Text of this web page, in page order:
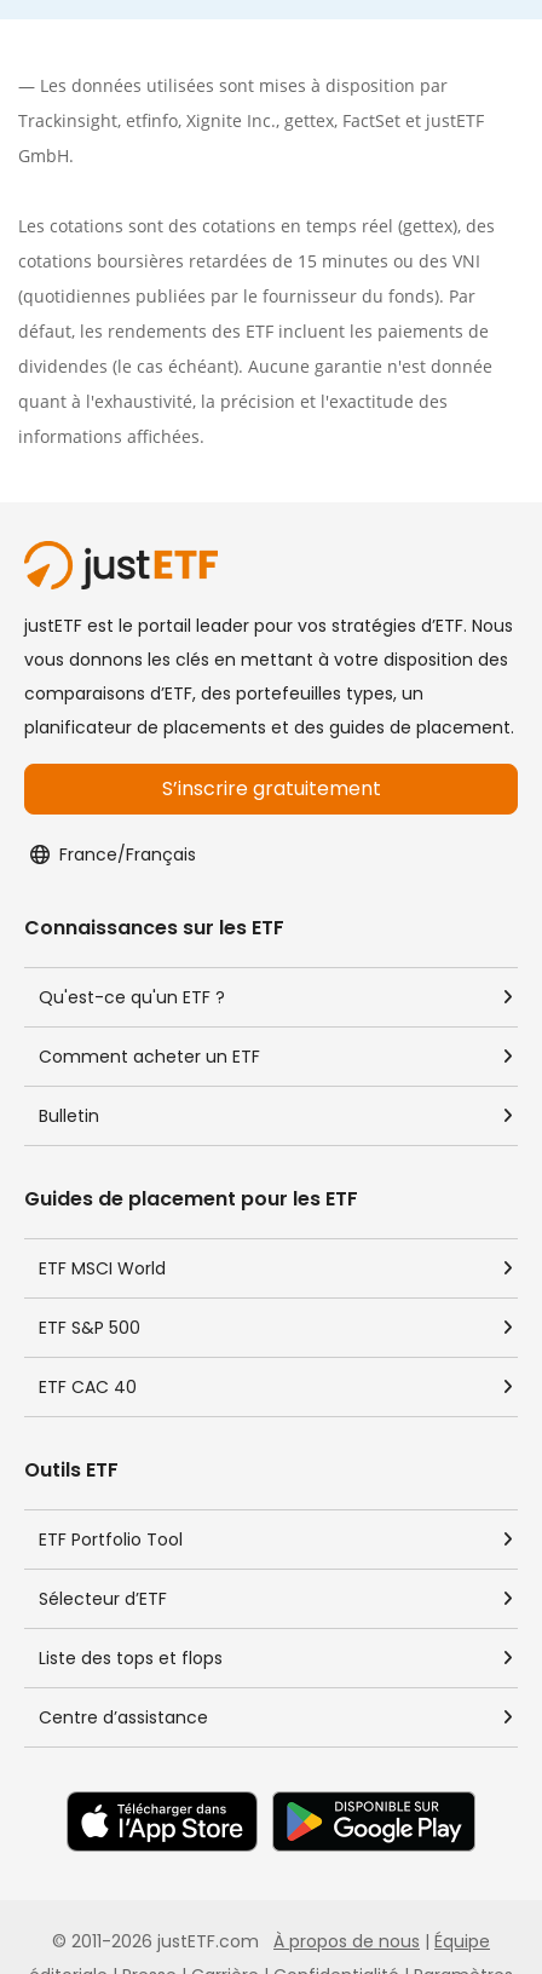
— Les données utilisées sont mises à disposition par
Trackinsight, etfinfo, Xignite Inc., gettex, FactSet et justETF
GmbH.
Les cotations sont des cotations en temps réel (gettex), des
cotations boursières retardées de 15 minutes ou des VNI
(quotidiennes publiées par le fournisseur du fonds). Par
défaut, les rendements des ETF incluent les paiements de
dividendes (le cas échéant). Aucune garantie n'est donnée
quant à l'exhaustivité, la précision et l'exactitude des
informations affichées.